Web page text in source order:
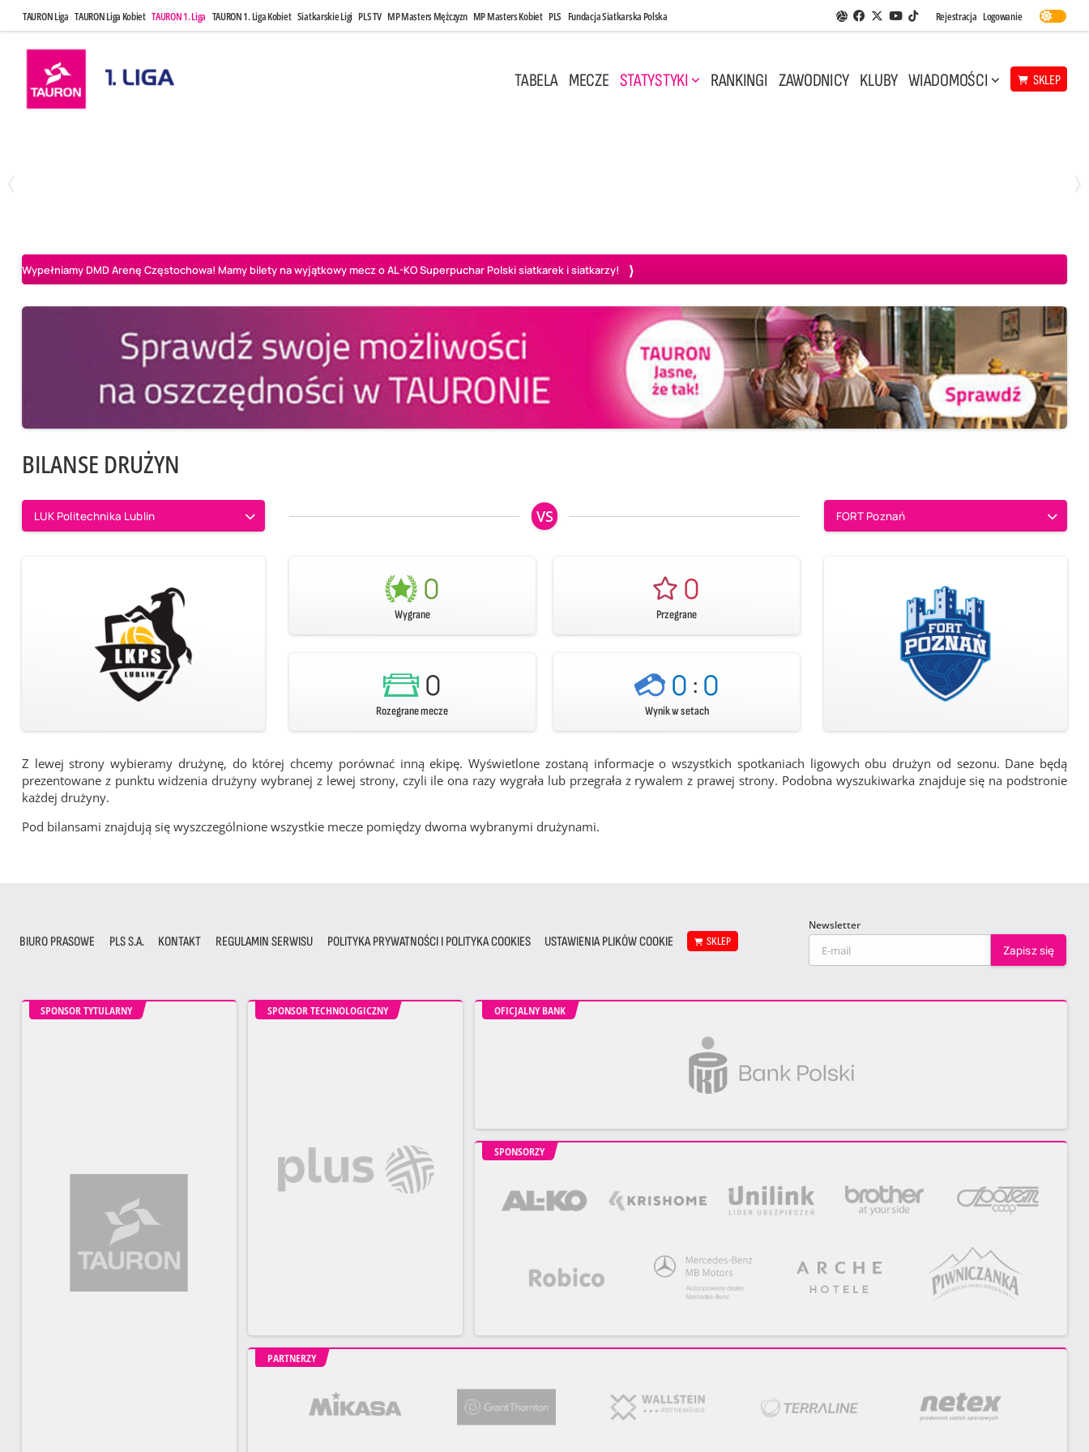
TAURON Liga TAURON Liga Kobiet TAURON 1. Liga TAURON 1. Liga Kobiet Siatkarskie Ligi PLS TV MP Masters Mężczyzn MP Masters Kobiet PLS Fundacja Siatkarska Polska Aplikacja Siatkarskie Ligi
Facebook
Twitter
Youtube
TikTok
Rejestracja Logowanie
TABELA MECZE STATYSTYKI RANKINGI ZAWODNICY KLUBY WIADOMOŚCI SKLEP
Wypełniamy DMD Arenę Częstochowa! Mamy bilety na wyjątkowy mecz o AL-KO Superpuchar Polski siatkarek i siatkarzy!
BILANSE DRUŻYN
LUK Politechnika Lublin VS FORT Poznań
0
Wygrane
0
Przegrane
0
Rozegrane mecze
0:0
Wynik w setach
Z lewej strony wybieramy drużynę, do której chcemy porównać inną ekipę. Wyświetlone zostaną informacje o wszystkich spotkaniach ligowych obu drużyn od sezonu. Dane będą
prezentowane z punktu widzenia drużyny wybranej z lewej strony, czyli ile ona razy wygrała lub przegrała z rywalem z prawej strony. Podobna wyszukiwarka znajduje się na podstronie
każdej drużyny.
Pod bilansami znajdują się wyszczególnione wszystkie mecze pomiędzy dwoma wybranymi drużynami.
BIURO PRASOWE PLS S.A. KONTAKT REGULAMIN SERWISU POLITYKA PRYWATNOŚCI I POLITYKA COOKIES USTAWIENIA PLIKÓW COOKIE SKLEP
Newsletter
SPONSOR TYTULARNY SPONSOR TECHNOLOGICZNY OFICJALNY BANK
SPONSORZY
PARTNERZY